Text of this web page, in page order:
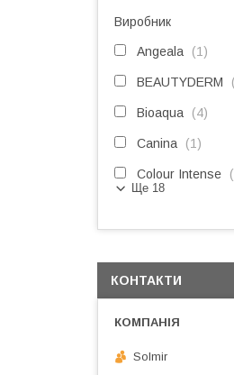
Виробник
Angeala 1
BEAUTYDERM
Bioaqua 4
Canina 1
Colour Intense
Ще 18
КОНТАКТИ
Solmir